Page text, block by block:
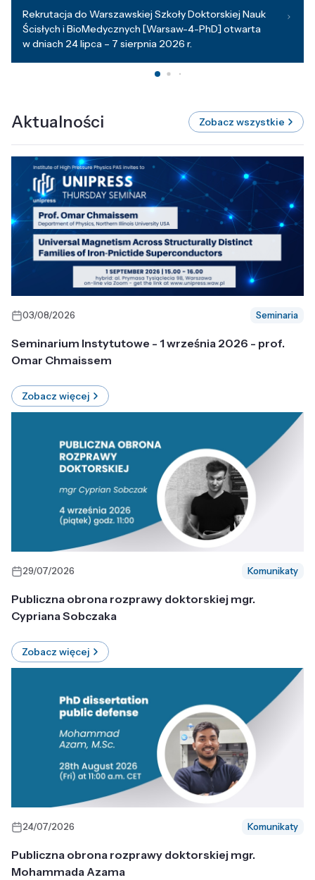
Rekrutacja do Warszawskiej Szkoły Doktorskiej Nauk
Ścisłych i BioMedycznych [Warsaw-4-PhD] otwarta
w dniach 24 lipca – 7 sierpnia 2026 r.
Aktualności Zobacz wszystkie
03/08/2026 Seminaria
Seminarium Instytutowe - 1 września 2026 - prof.
Omar Chmaissem
Zobacz więcej
29/07/2026 Komunikaty
Publiczna obrona rozprawy doktorskiej mgr.
Cypriana Sobczaka
Zobacz więcej
24/07/2026 Komunikaty
Publiczna obrona rozprawy doktorskiej mgr.
Mohammada Azama